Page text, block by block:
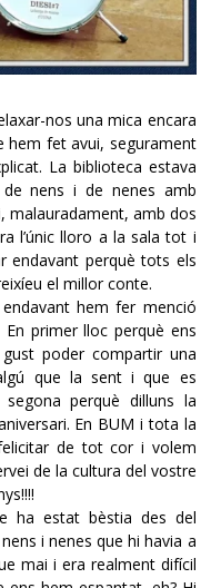
nos una mica encara
hem fet avui, segurament
La biblioteca estava
nens i de nenes amb
malauradament, amb dos
l’únic lloro a la sala tot i
endavant perquè tots els
el millor conte.
hem fer menció
primer lloc perquè ens
poder compartir una
que la sent i que es
perquè dilluns la
En BUM i tota la
de tot cor i volem
de la cultura del vostre
ha estat bèstia des del
i nenes que hi havia a
mai i era realment difícil